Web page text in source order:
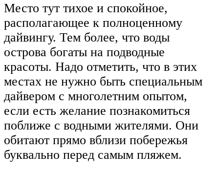
Место тут тихое и спокойное,
располагающее к полноценному
дайвингу. Тем более, что воды
острова богаты на подводные
красоты. Надо отметить, что в этих
местах не нужно быть специальным
дайвером с многолетним опытом,
если есть желание познакомиться
поближе с водными жителями. Они
обитают прямо вблизи побережья
буквально перед самым пляжем.